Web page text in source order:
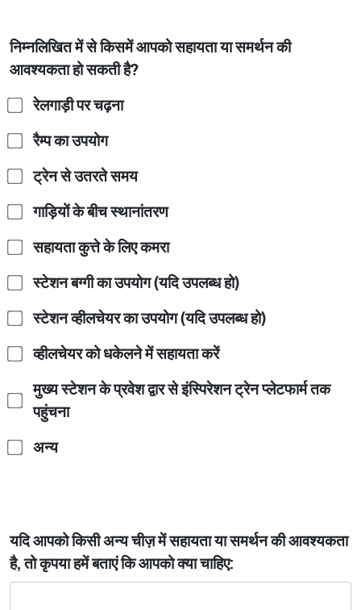
निम्नलिखित में से किसमें आपको सहायता या समर्थन की
आवश्यकता हो सकती है?
रेलगाड़ी पर चढ़ना
रैम्प का उपयोग
ट्रेन से उतरते समय
गाड़ियों के बीच स्थानांतरण
सहायता कुत्ते के लिए कमरा
स्टेशन बग्गी का उपयोग (यदि उपलब्ध हो)
स्टेशन व्हीलचेयर का उपयोग (यदि उपलब्ध हो)
व्हीलचेयर को धकेलने में सहायता करें
मुख्य स्टेशन के प्रवेश द्वार से इंस्पिरेशन ट्रेन प्लेटफार्म तक
पहुंचना
अन्य
यदि आपको किसी अन्य चीज़ में सहायता या समर्थन की आवश्यकता
है, तो कृपया हमें बताएं कि आपको क्या चाहिए: